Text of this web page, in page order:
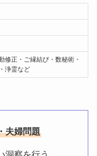
修正・ご縁結び・数秘術・
浄霊など
夫婦問題